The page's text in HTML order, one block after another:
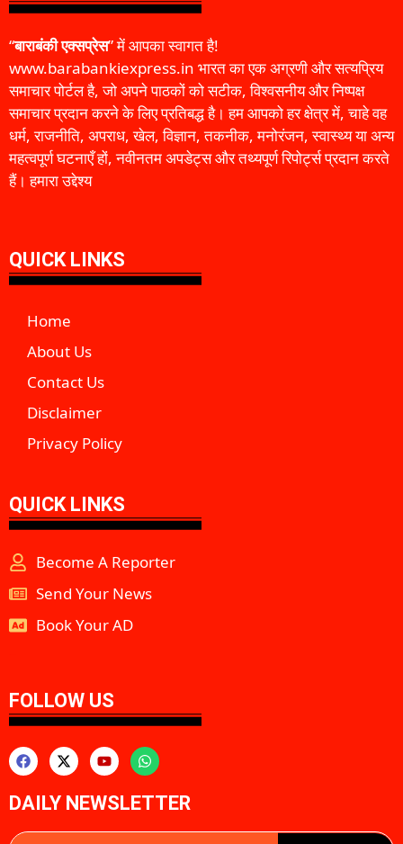
“बाराबंकी एक्सप्रेस” में आपका स्वागत है!
www.barabankiexpress.in भारत का एक अग्रणी और सत्यप्रिय
समाचार पोर्टल है, जो अपने पाठकों को सटीक, विश्वसनीय और निष्पक्ष
समाचार प्रदान करने के लिए प्रतिबद्ध है। हम आपको हर क्षेत्र में, चाहे वह
धर्म, राजनीति, अपराध, खेल, विज्ञान, तकनीक, मनोरंजन, स्वास्थ्य या अन्य
महत्वपूर्ण घटनाएँ हों, नवीनतम अपडेट्स और तथ्यपूर्ण रिपोर्ट्स प्रदान करते
हैं। हमारा उद्देश्य
QUICK LINKS
Home
About Us
Contact Us
Disclaimer
Privacy Policy
QUICK LINKS
Become A Reporter
Send Your News
Book Your AD
FOLLOW US
DAILY NEWSLETTER